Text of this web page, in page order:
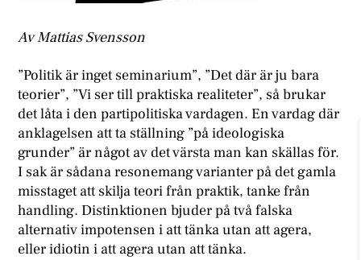
Av Mattias Svensson
”Politik är inget seminarium”, ”Det där är ju bara
teorier”, ”Vi ser till praktiska realiteter”, så brukar
det låta i den partipolitiska vardagen. En vardag där
anklagelsen att ta ställning ”på ideologiska
grunder” är något av det värsta man kan skällas för.
I sak är sådana resonemang varianter på det gamla
misstaget att skilja teori från praktik, tanke från
handling. Distinktionen bjuder på två falska
alternativ impotensen i att tänka utan att agera,
eller idiotin i att agera utan att tänka.